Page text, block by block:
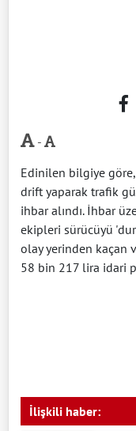
-
Edinilen bilgiye
drift yaparak trafik
ihbar alındı. İhbar
ekipleri sürücüyü
olay yerinden kaçan
58 bin 217 lira idari
İlişkili haber: